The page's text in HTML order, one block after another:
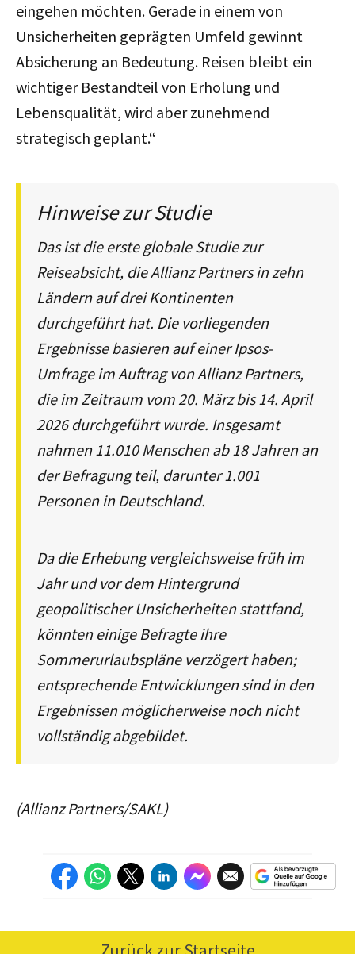
eingehen möchten. Gerade in einem von
Unsicherheiten geprägten Umfeld gewinnt
Absicherung an Bedeutung. Reisen bleibt ein
wichtiger Bestandteil von Erholung und
Lebensqualität, wird aber zunehmend
strategisch geplant.“
Hinweise zur Studie
Das ist die erste globale Studie zur
Reiseabsicht, die Allianz Partners in zehn
Ländern auf drei Kontinenten
durchgeführt hat. Die vorliegenden
Ergebnisse basieren auf einer Ipsos-
Umfrage im Auftrag von Allianz Partners,
die im Zeitraum vom 20. März bis 14. April
2026 durchgeführt wurde. Insgesamt
nahmen 11.010 Menschen ab 18 Jahren an
der Befragung teil, darunter 1.001
Personen in Deutschland.
Da die Erhebung vergleichsweise früh im
Jahr und vor dem Hintergrund
geopolitischer Unsicherheiten stattfand,
könnten einige Befragte ihre
Sommerurlaubspläne verzögert haben;
entsprechende Entwicklungen sind in den
Ergebnissen möglicherweise noch nicht
vollständig abgebildet.
(Allianz Partners/SAKL)